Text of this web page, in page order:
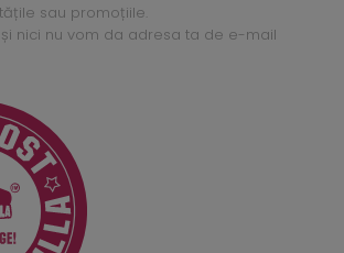
sau promoțiile.
nici nu vom da adresa ta de e-mail